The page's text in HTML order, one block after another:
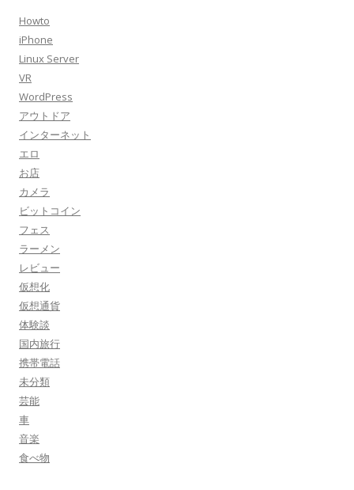
Howto
iPhone
Linux Server
VR
WordPress
アウトドア
インターネット
エロ
お店
カメラ
ビットコイン
フェス
ラーメン
レビュー
仮想化
仮想通貨
体験談
国内旅行
携帯電話
未分類
芸能
車
音楽
食べ物